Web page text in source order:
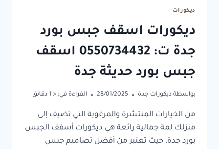
ديكورات
ديكورات اسقف جبس بورد
جدة ت: 0550734432 اسقف
جبس بورد حديثة جدة
بواسطة ديكورات جدة 28/01/2025 القراءة في: < 1 دقائق
من الخيارات المنتشرة والمرغوبة التي تضيف إلى
منزلك لمة جمالية رائعة هي ديكورات أسقف الجبس
بورد جدة. حيث تعتبر من أفضل تصاميم جبس